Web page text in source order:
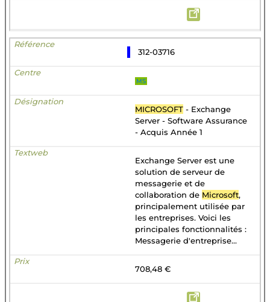
312-03716
MS
MICROSOFT - Exchange
Server - Software Assurance
- Acquis Année 1
Exchange Server est une
solution de serveur de
messagerie et de
collaboration de Microsoft,
principalement utilisée par
les entreprises. Voici les
principales fonctionnalités :
Messagerie d'entreprise...
708,48 €